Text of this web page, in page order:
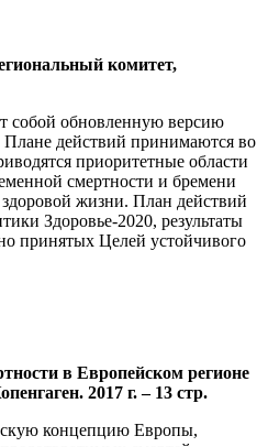
комитет,
собой обновленную версию
действий принимаются во
приоритетные области
смертности и бремени
жизни. План действий
Здоровье-2020, результаты
принятых Целей устойчивого
в Европейском регионе
2017 г. – 13 стр.
концепцию Европы,